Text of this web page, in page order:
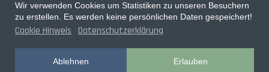
Wir verwenden Cookies um Statistiken zu unseren Besuchern
zu erstellen. Es werden keine persönlichen Daten gespeichert!
Cookie Hinweis Datenschutzerklärung
Ablehnen Erlauben
Login
Designed with by